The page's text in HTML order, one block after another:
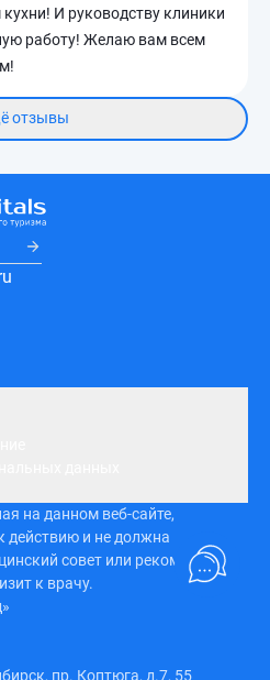
И руководству клиники
работу! Желаю вам всем
отзывы
на данном веб-сайте,
действию и не должна
совет или рекомендация
к врачу.
пр. Коптюга, д.7, 55